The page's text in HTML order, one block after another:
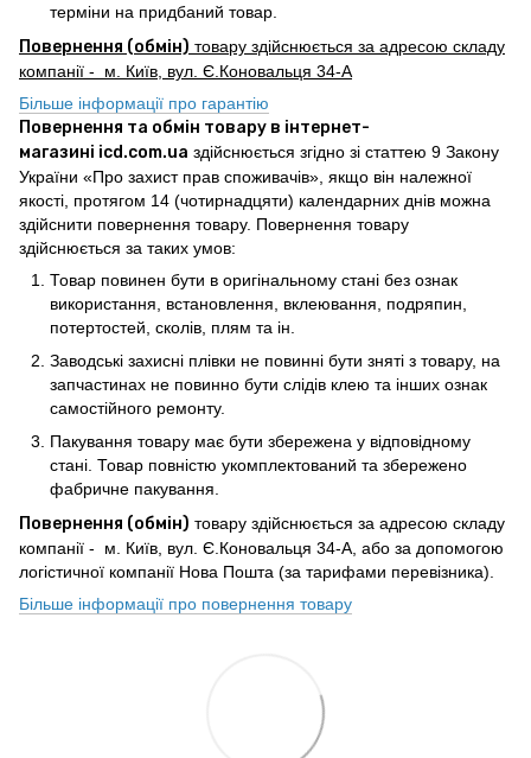
терміни на придбаний товар.
Повернення (обмін) товару здійснюється за адресою складу
компанії - м. Київ, вул. Є.Коновальця 34-А
Більше інформації про гарантію
Повернення та обмін товару в інтернет-
магазині icd.com.ua здійснюється згідно зі статтею 9 Закону
України «Про захист прав споживачів», якщо він належної
якості, протягом 14 (чотирнадцяти) календарних днів можна
здійснити повернення товару. Повернення товару
здійснюється за таких умов:
Товар повинен бути в оригінальному стані без ознак
використання, встановлення, вклеювання, подряпин,
потертостей, сколів, плям та ін.
Заводські захисні плівки не повинні бути зняті з товару, на
запчастинах не повинно бути слідів клею та інших ознак
самостійного ремонту.
Пакування товару має бути збережена у відповідному
стані. Товар повністю укомплектований та збережено
фабричне пакування.
Повернення (обмін) товару здійснюється за адресою складу
компанії - м. Київ, вул. Є.Коновальця 34-А, або за допомогою
логістичної компанії Нова Пошта (за тарифами перевізника).
Більше інформації про повернення товару